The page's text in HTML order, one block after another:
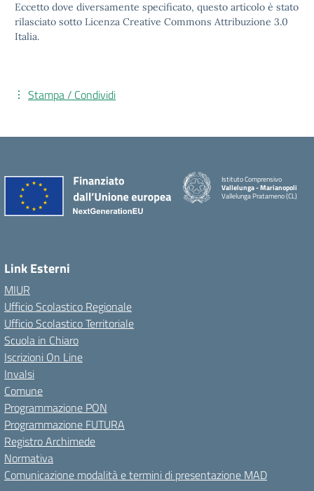
Eccetto dove diversamente specificato, questo articolo è stato
rilasciato sotto Licenza Creative Commons Attribuzione 3.0
Italia.
Stampa / Condividi
Istituto Comprensivo
Vallelunga - Marianopoli
Vallelunga Pratameno (CL)
Link Esterni
MIUR
Ufficio Scolastico Regionale
Ufficio Scolastico Territoriale
Scuola in Chiaro
Iscrizioni On Line
Invalsi
Comune
Programmazione PON
Programmazione FUTURA
Registro Archimede
Normativa
Comunicazione modalità e termini di presentazione MAD